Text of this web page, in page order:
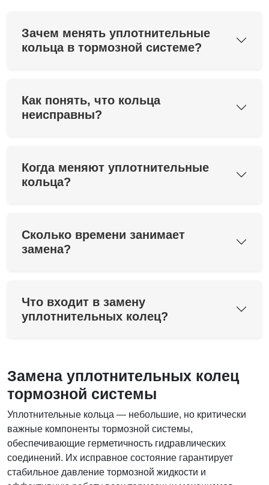
Зачем менять уплотнительные
кольца в тормозной системе?
Как понять, что кольца
неисправны?
Когда меняют уплотнительные
кольца?
Сколько времени занимает
замена?
Что входит в замену
уплотнительных колец?
Замена уплотнительных колец
тормозной системы
Уплотнительные кольца — небольшие, но критически
важные компоненты тормозной системы,
обеспечивающие герметичность гидравлических
соединений. Их исправное состояние гарантирует
стабильное давление тормозной жидкости и